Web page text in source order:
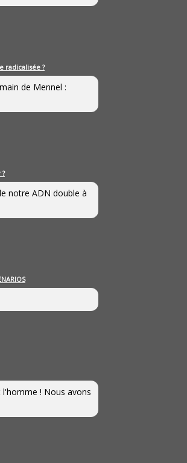
radicalisée ?
de Mennel :
notre ADN double à
! Nous avons